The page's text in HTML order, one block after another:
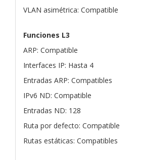
VLAN asimétrica: Compatible
Funciones L3
ARP: Compatible
Interfaces IP: Hasta 4
Entradas ARP: Compatibles
IPv6 ND: Compatible
Entradas ND: 128
Ruta por defecto: Compatible
Rutas estáticas: Compatibles